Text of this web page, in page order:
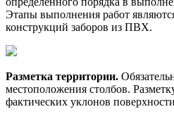
Этапы выполнения работ
конструкций заборов из ПВХ.
Разметка территории.
местоположения столбов.
фактических уклонов